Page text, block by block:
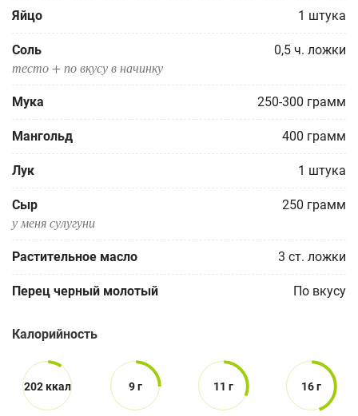
Яйцо 1 штука
Соль 0,5 ч. ложки
тесто + по вкусу в начинку
Мука 250-300 грамм
Мангольд 400 грамм
Лук 1 штука
Сыр 250 грамм
у меня сулугуни
Растительное масло 3 ст. ложки
Перец черный молотый По вкусу
Калорийность
202 ккал 9 г 11 г 16 г